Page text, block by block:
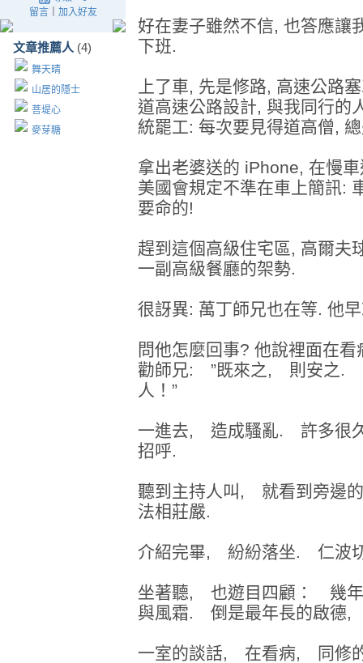
留言｜ 加入好友
文章推薦人 (4)
舞天晴
山居的隱士
菩堤心
麥芽糖
好在妻子雖然不信, 也答應讓
下班.
上了車, 先是修路, 高速公路
道高速公路設計, 與我同行的
統罷工: 每次要見得道高僧,
拿出老婆送的 iPhone, 在慢
美國會規定不準在車上簡訊:
要命的!
趕到這個高級住宅區, 高爾夫
一副高級餐廳的架勢.
很訝異: 萬丁師兄也在等. 他
問他怎麼回事? 他說裡面在
勸師兄: ”既來之, 則安之.
人！”
一進去, 造成騷亂. 許多很
招呼.
聽到主持人叫, 就看到旁邊
法相莊嚴.
介紹完畢, 紛紛落坐. 仁波
坐著聽, 也遊目四顧： 幾
與風霜. 倒是最年長的啟德,
一室的談話, 在看病, 同修